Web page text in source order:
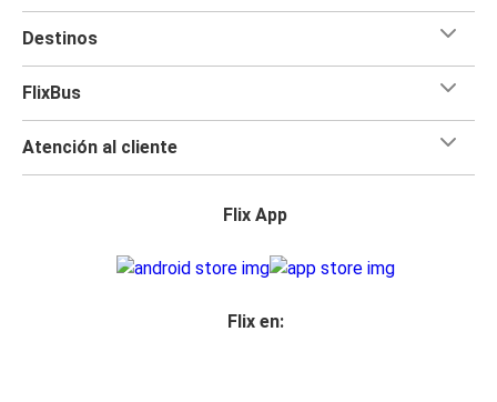
Destinos
FlixBus
Atención al cliente
Flix App
Flix en: